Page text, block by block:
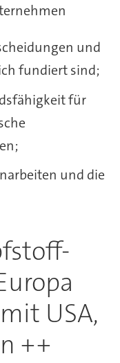
und
fundiert sind;
für
und die
USA,
++